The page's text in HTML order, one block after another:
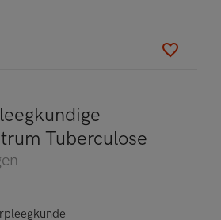
Tuberculose